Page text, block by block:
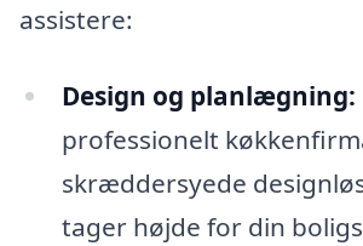
assistere:
Design og planlægning:
professionelt
skræddersyede
tager højde for din